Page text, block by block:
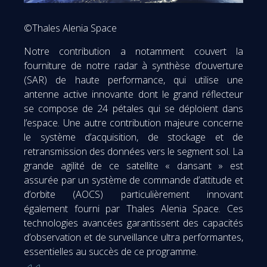
©Thales Alenia Space
Notre contribution a notamment couvert la
fourniture de notre radar à synthèse d’ouverture
(SAR) de haute performance, qui utilise une
antenne active innovante dont le grand réflecteur
se compose de 24 pétales qui se déploient dans
l’espace. Une autre contribution majeure concerne
le système d’acquisition, de stockage et de
retransmission des données vers le segment sol. La
grande agilité de ce satellite « dansant » est
assurée par un système de commande d’attitude et
d’orbite (AOCS) particulièrement innovant
également fourni par Thales Alenia Space. Ces
technologies avancées garantissent des capacités
d’observation et de surveillance ultra performantes,
essentielles au succès de ce programme.